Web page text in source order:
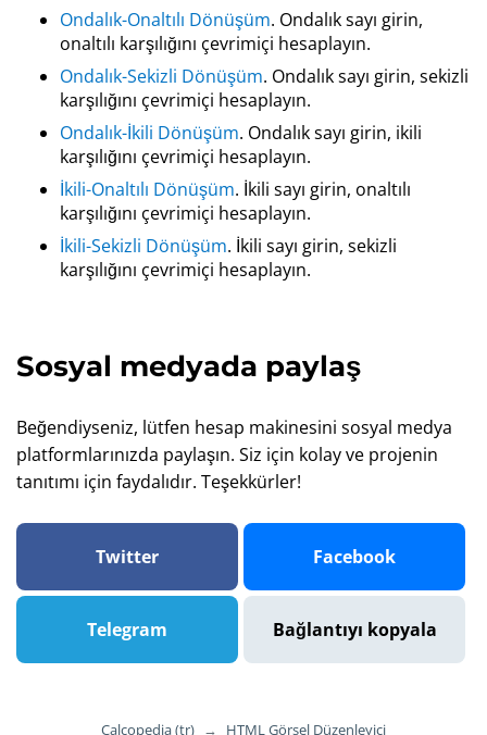
Ondalık-Onaltılı Dönüşüm. Ondalık sayı girin,
onaltılı karşılığını çevrimiçi hesaplayın.
Ondalık-Sekizli Dönüşüm. Ondalık sayı girin, sekizli
karşılığını çevrimiçi hesaplayın.
Ondalık-İkili Dönüşüm. Ondalık sayı girin, ikili
karşılığını çevrimiçi hesaplayın.
İkili-Onaltılı Dönüşüm. İkili sayı girin, onaltılı
karşılığını çevrimiçi hesaplayın.
İkili-Sekizli Dönüşüm. İkili sayı girin, sekizli
karşılığını çevrimiçi hesaplayın.
Sosyal medyada paylaş
Beğendiyseniz, lütfen hesap makinesini sosyal medya
platformlarınızda paylaşın. Siz için kolay ve projenin
tanıtımı için faydalıdır. Teşekkürler!
Twitter Facebook
Telegram Bağlantıyı kopyala
Calcopedia (tr) → HTML Görsel Düzenleyici